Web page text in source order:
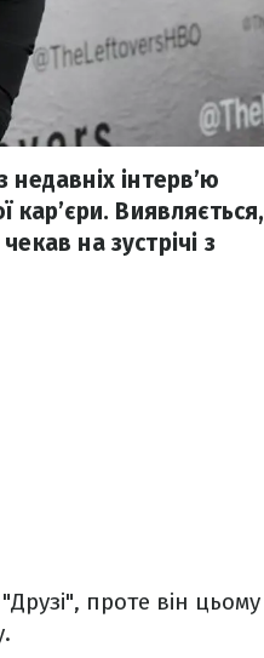
інтерв’ю
кар’єри. Виявляється,
на зустрічі з
проте він цьому